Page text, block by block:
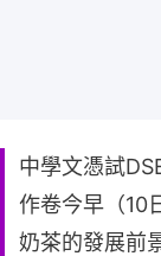
中學文憑試
作卷今早（10
奶茶的發展前